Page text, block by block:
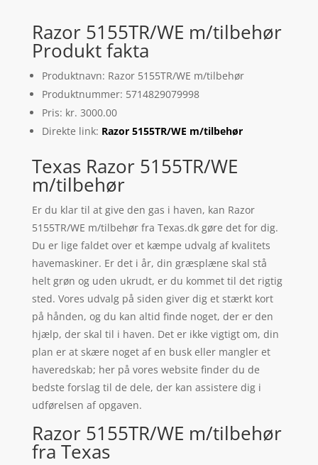
Razor 5155TR/WE m/tilbehør
Produkt fakta
Produktnavn: Razor 5155TR/WE m/tilbehør
Produktnummer: 5714829079998
Pris: kr. 3000.00
Direkte link: Razor 5155TR/WE m/tilbehør
Texas Razor 5155TR/WE
m/tilbehør
Er du klar til at give den gas i haven, kan Razor
5155TR/WE m/tilbehør fra Texas.dk gøre det for dig.
Du er lige faldet over et kæmpe udvalg af kvalitets
havemaskiner. Er det i år, din græsplæne skal stå
helt grøn og uden ukrudt, er du kommet til det rigtig
sted. Vores udvalg på siden giver dig et stærkt kort
på hånden, og du kan altid finde noget, der er den
hjælp, der skal til i haven. Det er ikke vigtigt om, din
plan er at skære noget af en busk eller mangler et
haveredskab; her på vores website finder du de
bedste forslag til de dele, der kan assistere dig i
udførelsen af opgaven.
Razor 5155TR/WE m/tilbehør
fra Texas